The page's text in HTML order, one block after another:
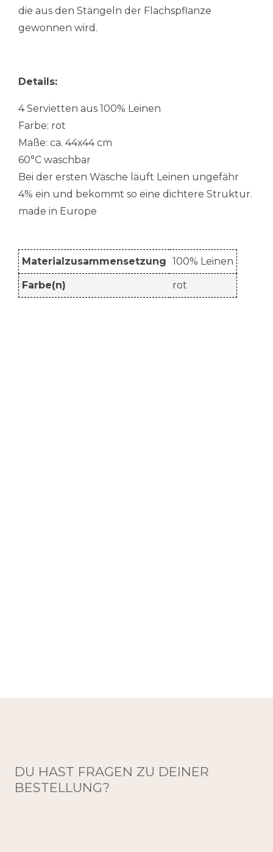
die aus den Stängeln der Flachspflanze
gewonnen wird.
Details:
4 Servietten aus 100% Leinen
Farbe: rot
Maße: ca. 44x44 cm
60°C waschbar
Bei der ersten Wäsche läuft Leinen ungefähr
4% ein und bekommt so eine dichtere Struktur.
made in Europe
Materialzusammensetzung 100% Leinen
Farbe(n) rot
DU HAST FRAGEN ZU DEINER
BESTELLUNG?